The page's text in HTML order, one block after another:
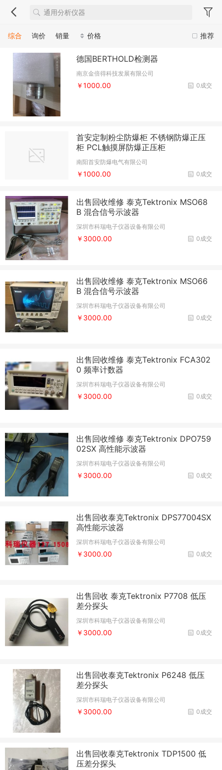
推荐
综合 询价 销量 价格
德国BERTHOLD检测器
南京金倍得科技发展有限公司
0成交
￥1000.00
首安定制粉尘防爆柜 不锈钢防爆正压
柜 PCL触摸屏防爆正压柜
南阳首安防爆电气有限公司
0成交
￥1000.00
出售回收维修 泰克Tektronix MSO68
B 混合信号示波器
深圳市科瑞电子仪器设备有限公司
0成交
￥3000.00
出售回收维修 泰克Tektronix MSO66
B 混合信号示波器
深圳市科瑞电子仪器设备有限公司
0成交
￥3000.00
出售回收维修 泰克Tektronix FCA302
0 频率计数器
深圳市科瑞电子仪器设备有限公司
0成交
￥3000.00
出售回收维修 泰克Tektronix DPO759
02SX 高性能示波器
深圳市科瑞电子仪器设备有限公司
0成交
￥3000.00
出售回收泰克Tektronix DPS77004SX
高性能示波器
深圳市科瑞电子仪器设备有限公司
0成交
￥3000.00
出售回收 泰克Tektronix P7708 低压
差分探头
深圳市科瑞电子仪器设备有限公司
0成交
￥3000.00
出售回收泰克Tektronix P6248 低压
差分探头
深圳市科瑞电子仪器设备有限公司
0成交
￥3000.00
出售回收泰克Tektronix TDP1500 低
压差分探头